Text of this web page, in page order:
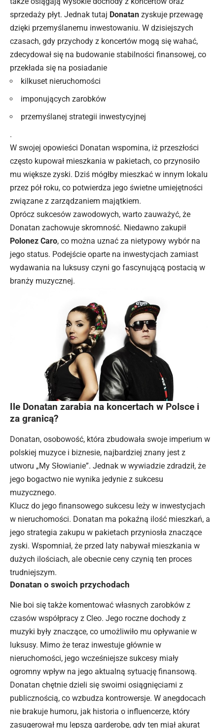
sprzedaży płyt. Jednak tutaj Donatan zyskuje przewagę
dzięki przemyślanemu inwestowaniu. W dzisiejszych
czasach, gdy przychody z koncertów mogą się wahać,
zdecydował się na budowanie stabilności finansowej, co
przekłada się na posiadanie
kilkuset nieruchomości
imponujących zarobków
przemyślanej strategii inwestycyjnej
.
W swojej opowieści Donatan wspomina, iż przeszłości
często kupował mieszkania w pakietach, co przynosiło
mu większe zyski. Dziś mógłby mieszkać w innym lokalu
przez pół roku, co potwierdza jego świetne umiejętności
związane z zarządzaniem majątkiem.
Oprócz sukcesów zawodowych, warto zauważyć, że
Donatan zachowuje skromność. Niedawno zakupił
Polonez Caro, co można uznać za nietypowy wybór na
jego status. Podejście oparte na inwestycjach zamiast
wydawania na luksusy czyni go fascynującą postacią w
branży muzycznej.
Ile Donatan zarabia na koncertach w Polsce i
za granicą?
Donatan, osobowość, która zbudowała swoje imperium w
polskiej muzyce i biznesie, najbardziej znany jest z
utworu „My Słowianie”. Jednak w wywiadzie zdradził, że
jego bogactwo nie wynika jedynie z sukcesu
muzycznego.
Klucz do jego finansowego sukcesu leży w inwestycjach
w nieruchomości. Donatan ma pokaźną ilość mieszkań, a
jego strategia zakupu w pakietach przyniosła znaczące
zyski. Wspomniał, że przed laty nabywał mieszkania w
dużych ilościach, ale obecnie ceny czynią ten proces
trudniejszym.
Donatan o swoich przychodach
Nie boi się także komentować własnych zarobków z
czasów współpracy z Cleo. Jego roczne dochody z
muzyki były znaczące, co umożliwiło mu opływanie w
luksusy. Mimo że teraz inwestuje głównie w
nieruchomości, jego wcześniejsze sukcesy miały
ogromny wpływ na jego aktualną sytuację finansową.
Donatan chętnie dzieli się swoimi osiągnięciami z
publicznością, co wzbudza kontrowersje. W anegdocach
nie brakuje humoru, jak historia o influencerze, który
zasugerował mu lepszą garderobę, gdy ten miał akurat